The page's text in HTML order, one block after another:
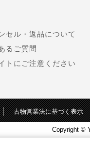
セル・返品について
るご質問
トにご注意ください
古物営業法に基づく表示
Copyright ©